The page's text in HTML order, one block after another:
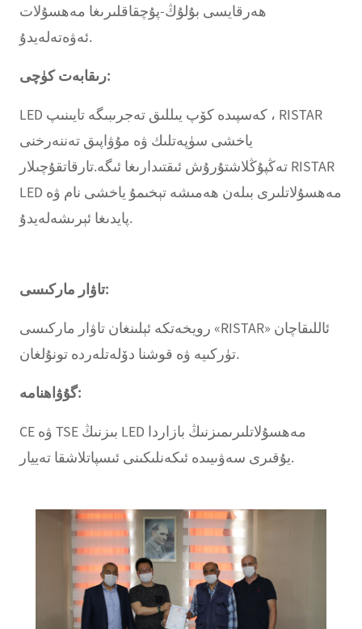
ھەرقايسى بۇلۇڭ-پۇچقاقلىرىغا مەھسۇلات
ئەۋەتەلەيدۇ.
رىقابەت كۈچى:
LED كەسپىدە كۆپ يىللىق تەجرىبىگە تايىنىپ ، RISTAR
ياخشى سۈپەتلىك ۋە مۇۋاپىق تەننەرخنى
تەڭپۇڭلاشتۇرۇش ئىقتىدارىغا ئىگە.تارقاتقۇچىلار RISTAR
LED مەھسۇلاتلىرى بىلەن ھەمىشە تېخىمۇ ياخشى نام ۋە
پايدىغا ئېرىشەلەيدۇ.
تاۋار ماركىسى:
رويخەتكە ئېلىنغان تاۋار ماركىسى «RISTAR» ئاللىقاچان
تۈركىيە ۋە قوشنا دۆلەتلەردە تونۇلغان.
گۇۋاھنامە:
CE ۋە TSE بىزنىڭ LED مەھسۇلاتلىرىمىزنىڭ بازاردا
يۇقىرى سەۋىيىدە ئىكەنلىكىنى ئىسپاتلاشقا تەييار.